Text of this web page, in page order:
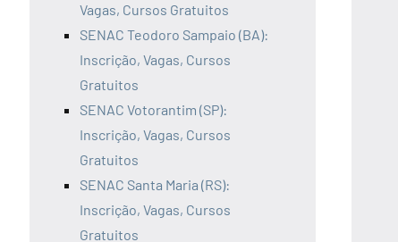
Vagas, Cursos Gratuitos
SENAC Teodoro Sampaio (BA):
Inscrição, Vagas, Cursos
Gratuitos
SENAC Votorantim (SP):
Inscrição, Vagas, Cursos
Gratuitos
SENAC Santa Maria (RS):
Inscrição, Vagas, Cursos
Gratuitos